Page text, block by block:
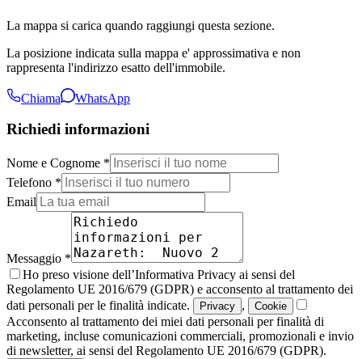
La mappa si carica quando raggiungi questa sezione.
La posizione indicata sulla mappa e' approssimativa e non
rappresenta l'indirizzo esatto dell'immobile.
Chiama WhatsApp
Richiedi informazioni
Nome e Cognome *
Telefono *
Email
Messaggio *
Ho preso visione dell’Informativa Privacy ai sensi del
Regolamento UE 2016/679 (GDPR) e acconsento al trattamento dei
dati personali per le finalità indicate.
Privacy , Cookie
Acconsento al trattamento dei miei dati personali per finalità di
marketing, incluse comunicazioni commerciali, promozionali e invio
di newsletter, ai sensi del Regolamento UE 2016/679 (GDPR).